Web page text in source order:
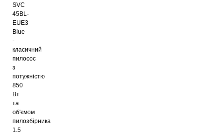
SVC
45BL-
EUE3
Blue
-
класичний
пилосос
з
потужністю
850
Вт
та
об'ємом
пилозбірника
1.5